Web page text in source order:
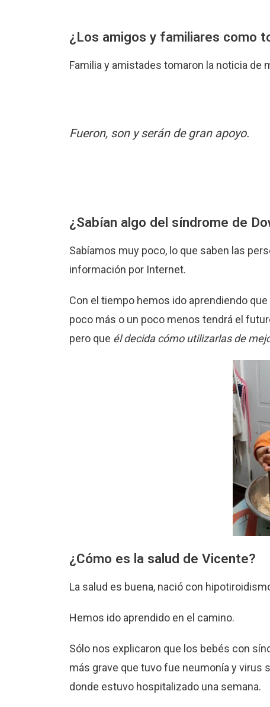
¿Los amigos y familiares como
Familia y amistades tomaron la noticia de
Fueron, son y serán de gran apoyo.
¿Sabían algo del síndrome de
Sabíamos muy poco, lo que saben las
información por Internet.
Con el tiempo hemos ido aprendiendo
poco más o un poco menos tendrá el
pero que él decida cómo utilizarlas de
¿Cómo es la salud de Vicente?
La salud es buena, nació con
Hemos ido aprendido en el camino.
Sólo nos explicaron que los bebés con
más grave que tuvo fue neumonía y
donde estuvo hospitalizado una semana.